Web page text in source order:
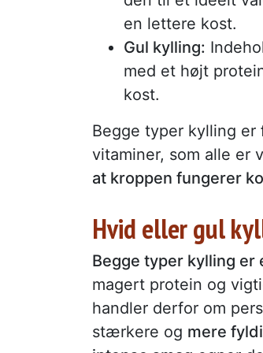
en lettere kost.
Gul kylling:
med et højt
kost.
Begge typer kylling er
vitaminer, som alle
at kroppen fungerer
Hvid eller gul
Begge typer kylling
magert protein og
handler derfor om
stærkere og mere